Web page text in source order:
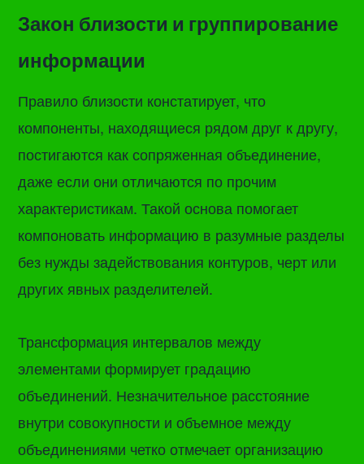
Закон близости и группирование
информации
Правило близости констатирует, что
компоненты, находящиеся рядом друг к другу,
постигаются как сопряженная объединение,
даже если они отличаются по прочим
характеристикам. Такой основа помогает
компоновать информацию в разумные разделы
без нужды задействования контуров, черт или
других явных разделителей.
Трансформация интервалов между
элементами формирует градацию
объединений. Незначительное расстояние
внутри совокупности и объемное между
объединениями четко отмечает организацию